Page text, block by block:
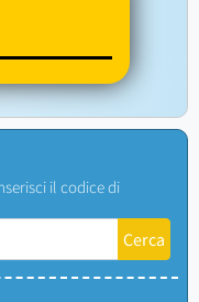
il codice di